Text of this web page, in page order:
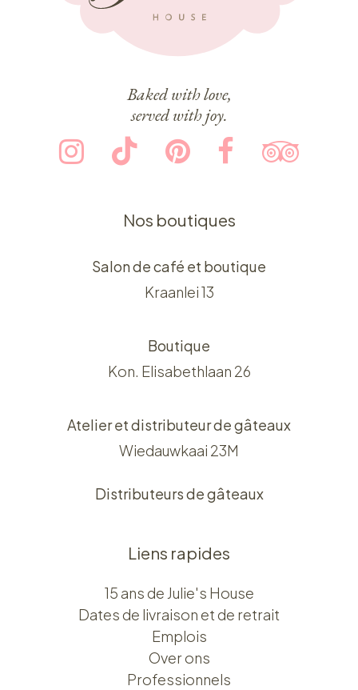
Baked with love,
served with joy.
Nos boutiques
Salon de café et boutique
Kraanlei 13
Boutique
Kon. Elisabethlaan 26
Atelier et distributeur de gâteaux
Wiedauwkaai 23M
Distributeurs de gâteaux
Liens rapides
15 ans de Julie's House
Dates de livraison et de retrait
Emplois
Over ons​​
Professionnels